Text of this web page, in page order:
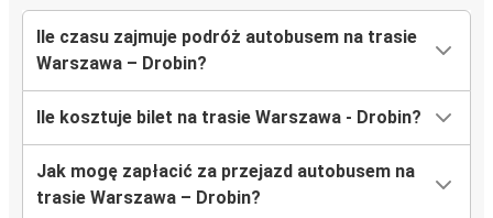
Ile czasu zajmuje podróż autobusem na trasie
Warszawa – Drobin?
Ile kosztuje bilet na trasie Warszawa - Drobin?
Jak mogę zapłacić za przejazd autobusem na
trasie Warszawa – Drobin?